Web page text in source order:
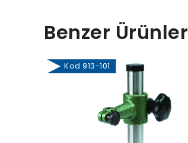
Benzer Ürünler
Kod 913-101